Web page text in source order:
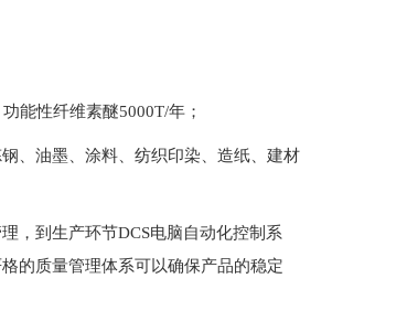
能性纤维素醚5000T/年；
、油墨、涂料、纺织印染、造纸、建材
，到生产环节DCS电脑自动化控制系
的质量管理体系可以确保产品的稳定